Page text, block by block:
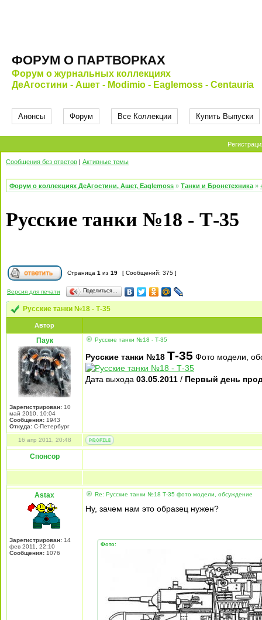
ФОРУМ О ПАРТВОРКАХ
Форум о журнальных коллекциях
ДеАгостини - Ашет - Modimio - Eaglemoss - Centauria
Анонсы Форум Все Коллекции Купить Выпуски
Сообщения без ответов | Активные темы
Форум о коллекциях ДеАгостини, Ашет, Eaglemoss » Танки и Бронетехника »
Русские танки №18 - Т-35
Страница 1 из 19 [ Сообщений: 375 ]
Версия для печати Поделиться…
Русские танки №18 - Т-35
Автор
Паук
Зарегистрирован: 10
май 2010, 10:04
Сообщения: 1943
Откуда: С-Петербург
Русские танки №18 - Т-35
Русские танки №18 Т-35 Фото модели,
Дата выхода 03.05.2011 / Первый день
16 апр 2011, 20:48
Спонсор
Astax
Зарегистрирован: 14
фев 2011, 22:10
Сообщения: 1076
Re: Русские танки №18 Т-35 фото модели, обсуждение
Ну, зачем нам это образец нужен?
Фото: